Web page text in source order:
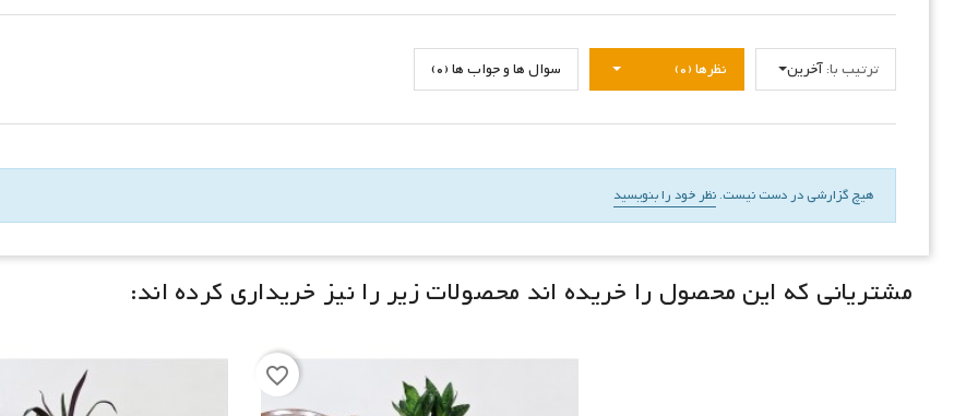
نظرها (0) سوال ها و جواب ها (0) ترتیب با:آخرین
هیچ گزارشی در دست نیست. نظر خود را بنویسید
مشتریانی که این محصول را خریده اند محصولات زیر را نیز خریداری کرده اند:
favorite_border